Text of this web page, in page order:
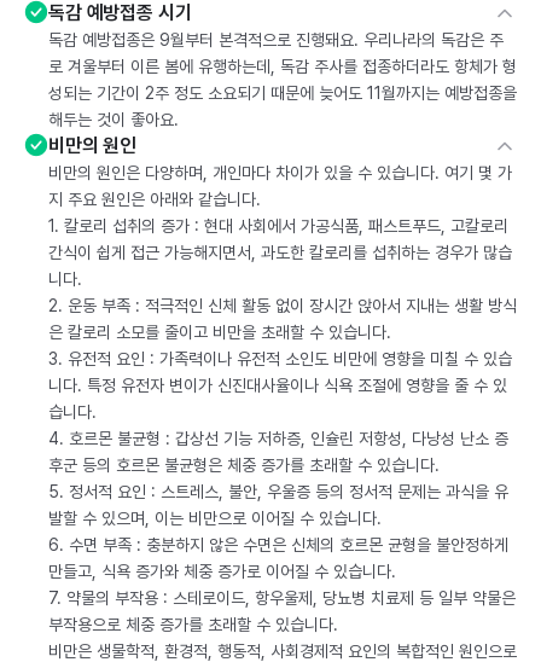
독감 예방접종 시기
독감 예방접종은 9월부터 본격적으로 진행돼요. 우리나라의 독감은 주
로 겨울부터 이른 봄에 유행하는데, 독감 주사를 접종하더라도 항체가 형
성되는 기간이 2주 정도 소요되기 때문에 늦어도 11월까지는 예방접종을
해두는 것이 좋아요.
비만의 원인
비만의 원인은 다양하며, 개인마다 차이가 있을 수 있습니다. 여기 몇 가
지 주요 원인은 아래와 같습니다.
1. 칼로리 섭취의 증가 : 현대 사회에서 가공식품, 패스트푸드, 고칼로리
간식이 쉽게 접근 가능해지면서, 과도한 칼로리를 섭취하는 경우가 많습
니다.
2. 운동 부족 : 적극적인 신체 활동 없이 장시간 앉아서 지내는 생활 방식
은 칼로리 소모를 줄이고 비만을 초래할 수 있습니다.
3. 유전적 요인 : 가족력이나 유전적 소인도 비만에 영향을 미칠 수 있습
니다. 특정 유전자 변이가 신진대사율이나 식욕 조절에 영향을 줄 수 있
습니다.
4. 호르몬 불균형 : 갑상선 기능 저하증, 인슐린 저항성, 다낭성 난소 증
후군 등의 호르몬 불균형은 체중 증가를 초래할 수 있습니다.
5. 정서적 요인 : 스트레스, 불안, 우울증 등의 정서적 문제는 과식을 유
발할 수 있으며, 이는 비만으로 이어질 수 있습니다.
6. 수면 부족 : 충분하지 않은 수면은 신체의 호르몬 균형을 불안정하게
만들고, 식욕 증가와 체중 증가로 이어질 수 있습니다.
7. 약물의 부작용 : 스테로이드, 항우울제, 당뇨병 치료제 등 일부 약물은
부작용으로 체중 증가를 초래할 수 있습니다.
비만은 생물학적, 환경적, 행동적, 사회경제적 요인의 복합적인 원인으로